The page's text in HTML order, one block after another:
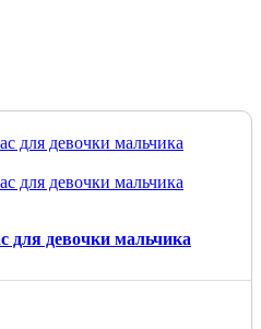
для девочки мальчика